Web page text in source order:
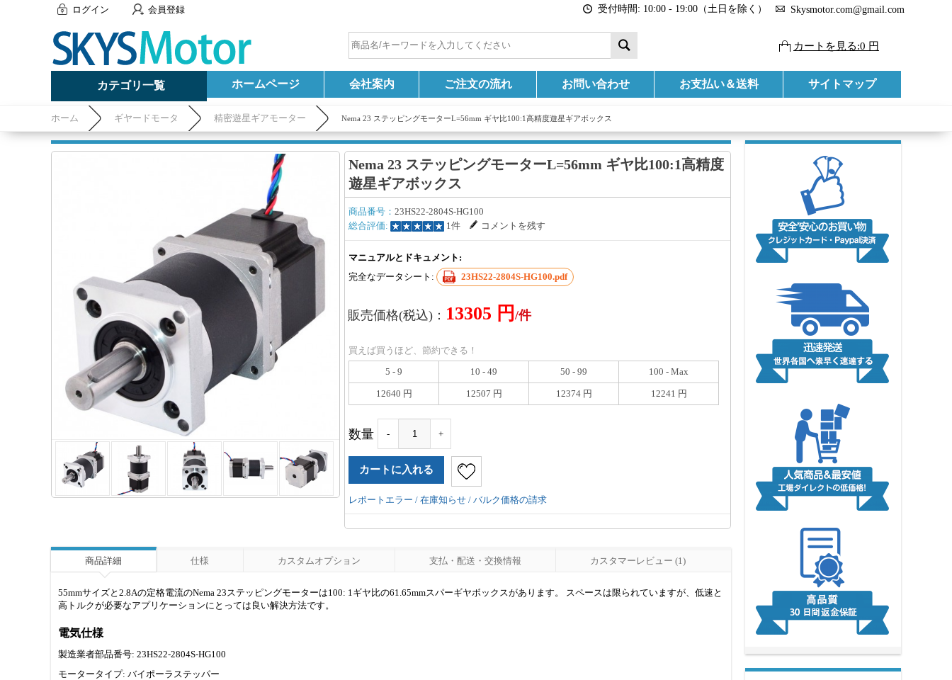
ログイン 会員登録 受付時間: 10:00 - 19:00（土日を除く） Skysmotor.com@gmail.com
カートを見る:0 円
カテゴリ一覧 ホームページ 会社案内 ご注文の流れ お問い合わせ お支払い＆送料 サイトマップ
ホーム ギヤードモータ 精密遊星ギアモーター Nema 23 ステッピングモーターL=56mm ギヤ比100:1高精度遊星ギアボックス
Nema 23 ステッピングモーターL=56mm ギヤ比100:1高精度
遊星ギアボックス
商品番号： 23HS22-2804S-HG100
総合評価:
1件 コメントを残す
マニュアルとドキュメント:
完全なデータシート:
23HS22-2804S-HG100.pdf
販売価格(税込)： 13305 円 /件
買えば買うほど、節約できる！
5 - 9
10 - 49 50 - 99 100 - Max
12640 円 12507 円 12374 円 12241 円
数量 - +
レポートエラー / 在庫知らせ / バルク価格の請求
商品詳細 仕様 カスタムオプション 支払・配送・交換情報 カスタマーレビュー (1)
55mmサイズと2.8Aの定格電流のNema 23ステッピングモーターは100: 1ギヤ比の61.65mmスパーギヤボックスがあります。 スペースは限られていますが、低速と
高トルクが必要なアプリケーションにとっては良い解決方法です。
電気仕様
製造業者部品番号: 23HS22-2804S-HG100
モータータイプ: バイポーラステッパー